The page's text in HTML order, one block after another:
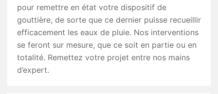
pour remettre en état votre dispositif de
gouttière, de sorte que ce dernier puisse recueillir
efficacement les eaux de pluie. Nos interventions
se feront sur mesure, que ce soit en partie ou en
totalité. Remettez votre projet entre nos mains
d’expert.